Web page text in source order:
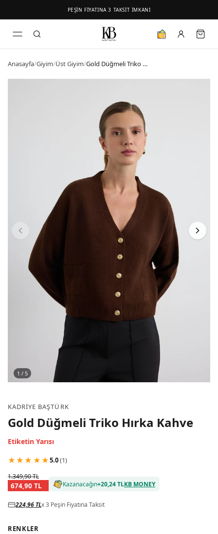
PEŞİN FİYATINA 3 TAKSİT İMKANI
Anasayfa/Giyim/Üst Giyim/ Gold Düğmeli Triko Hırka Kahve
1 / 5
KADRIYE BAŞTÜRK
Gold Düğmeli Triko Hırka Kahve
Etiketin Yarısı
★ ★ ★ ★ ★5.0(1)
1.349,90 TL
674,90 TL Kazanacağın+20,24 TLKB MONEY
224,96 TLx 3 Peşin Fiyatına Taksit
RENKLER